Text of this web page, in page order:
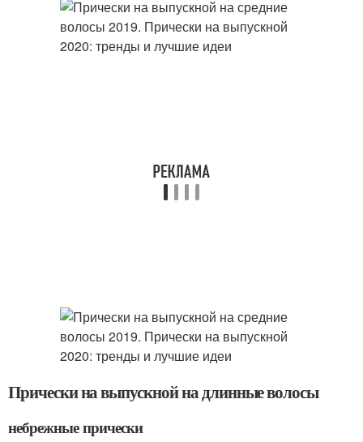
Прически на выпускной на длинные волосы
небрежные прически